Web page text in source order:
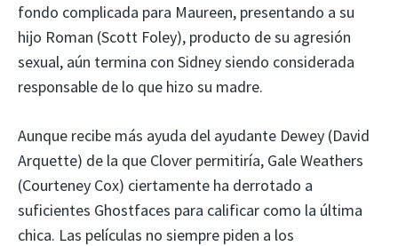
fondo complicada para Maureen, presentando a su
hijo Roman (Scott Foley), producto de su agresión
sexual, aún termina con Sidney siendo considerada
responsable de lo que hizo su madre.
Aunque recibe más ayuda del ayudante Dewey (David
Arquette) de la que Clover permitiría, Gale Weathers
(Courteney Cox) ciertamente ha derrotado a
suficientes Ghostfaces para calificar como la última
chica. Las películas no siempre piden a los